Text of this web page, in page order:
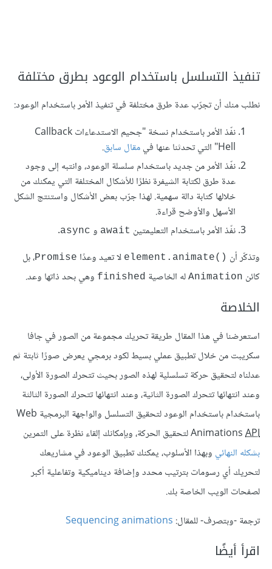
تنفيذ التسلسل باستخدام الوعود بطرق مختلفة
نطلب منك أن تجرّب عدة طرق مختلفة في تنفيذ اﻷمر باستخدام الوعود:
نفّذ الأمر باستخدام نسخة "جحيم الاستدعاءات Callback
Hell" التي تحدثنا عنها في
مقال سابق.
نفّذ اﻷمر من جديد باستخدام سلسلة الوعود، وانتبه إلى وجود
عدة طرق لكتابة الشيفرة نظرًا للأشكال المختلفة التي يمكنك من
خلالها كتابة دالة سهمية. لهذا جرّب بعض اﻷشكال واستنتج الشكل
اﻷسهل واﻷوضح قراءة.
نفّذ اﻷمر باستخدام التعليمتين await و async
.
وتذكّر أن ()element.animate لا تعيد وعدًا Promise، بل
كائن Animation له الخاصية finished وهي بحد ذاتها وعد.
الخلاصة
استعرضنا في هذا المقال طريقة تحريك مجموعة من الصور في جافا
سكريبت من خلال تطبيق عملي بسيط لكود برمجي يعرض صورًا ثابتة ثم
عدلناه لتحقيق حركة تسلسلية لهذه الصور بحيث تتحرك الصورة الأولى،
وعند انتهائها تتحرك الصورة الثانية، وعند انتهائها تتحرك الصورة الثالثة
باستخدام باستخدام الوعود لتحقيق التسلسل والواجهة البرمجية Web
AnimationsAPI
لتحقيق الحركة، وبإمكانك إلقاء نظرة على التمرين
بشكله النهائي وبهذا الأسلوب، يمكنك تطبيق الوعود في مشاريعك
لتحريك أي رسومات بترتيب محدد وإضافة ديناميكية وتفاعلية أكبر
لصفحات الويب الخاصة بك.
ترجمة -وبتصرف- للمقال: Sequencing animations
اقرأ أيضًا